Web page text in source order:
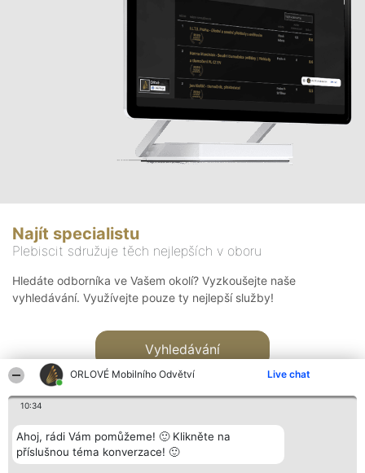
ORLOVÉ Mobilního Odvětví Live chat
10:34
Ahoj, rádi Vám pomůžeme! 🙂 Klikněte na
příslušnou téma konverzace! 🙂
Najít specialistu
Plebiscit sdružuje těch nejlepších v oboru
Hledáte odborníka ve Vašem okolí? Vyzkoušejte naše
vyhledávání. Využívejte pouze ty nejlepší služby!
Vyhledávání